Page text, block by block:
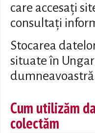
care accesați
consultați
Stocarea
situate în
Cum utilizăm
colectăm